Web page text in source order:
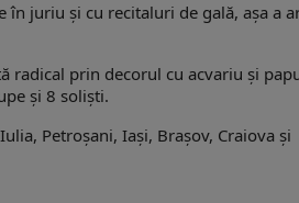
juriu şi cu recitaluri de gală, aşa a
radical prin decorul cu acvariu şi
şi 8 solişti.
Petroşani, Iaşi, Braşov, Craiova şi